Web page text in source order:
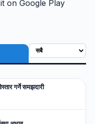
गर्ने समझदारी